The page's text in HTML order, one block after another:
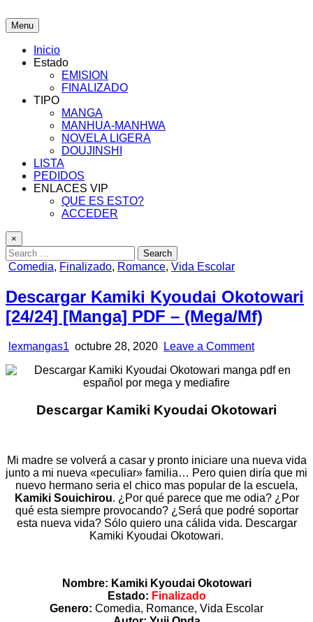
to
content
LexMangas
Descargar mangas en pdf por mega y mediafire
Menu
Inicio
Estado
EMISION
FINALIZADO
TIPO
MANGA
MANHUA-MANHWA
NOVELA LIGERA
DOUJINSHI
LISTA
PEDIDOS
ENLACES VIP
QUE ES ESTO?
ACCEDER
×
Search
for:
Posted
Comedia, Finalizado, Romance, Vida Escolar
Descargar Kamiki Kyoudai Okotowari
[24/24] [Manga] PDF – (Mega/Mf)
Author:
lexmangas1 Published
octubre 28, 2020 Leave a Commenton
Kamiki
[24/24]
(Mega/Mf)
Descargar Kamiki Kyoudai Okotowari
Mi madre se volverá a casar y pronto iniciare una nueva vida
junto a mi nueva «peculiar» familia… Pero quien diría que mi
nuevo hermano seria el chico mas popular de la escuela,
Kamiki Souichirou. ¿Por qué parece que me odia? ¿Por
qué esta siempre provocando? ¿Será que podré soportar
esta nueva vida? Sólo quiero una cálida vida. Descargar
Kamiki Kyoudai Okotowari.
Nombre: Kamiki Kyoudai Okotowari
Estado: Finalizado
Genero: Comedia, Romance, Vida Escolar